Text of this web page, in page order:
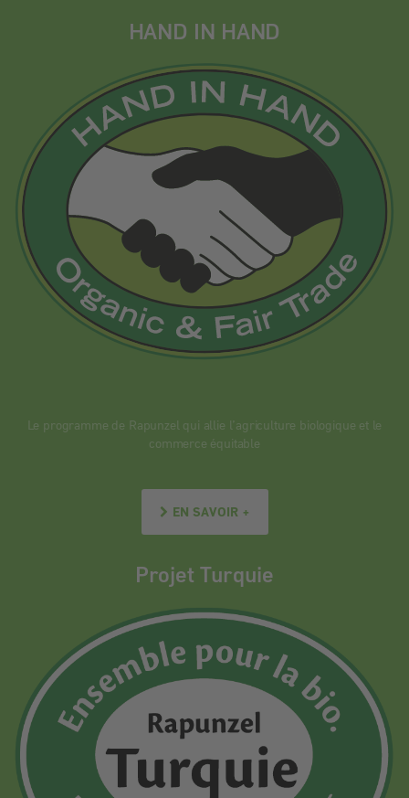
HAND IN HAND
Le programme de Rapunzel qui allie l’agriculture biologique et le
commerce équitable
EN SAVOIR +
Projet Turquie